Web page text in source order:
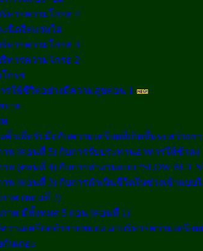
หารความโกรธ 4
นิดจิตแจ่มใส
หารความโกรธ 3
หารความโกรธ 2
กรธ
รใช้ชีวิตอย่างมีความสุขตอน 1
บาย
คิ้วเพื่อรับมือกับความเครียดที่เกิดขึ้นระหว่างก
าพ (ตอนที่ 5) กับการรับประทานอาหารให้ช้าลง
พ (ตอนที่ 4) กับการทำงานแบบ “SLOW BUT
พ (ตอนที่ 3) กับการดำเนินชีวิตในช่วงเช้าแบบไ
าพ (ตอนที่ 2)
ภาพ มีทั้งหมด 5 ตอน (ตอนที่ 1)
วามเครียดทำลายสมอง มาบริหารความเครียด
นเถอะ